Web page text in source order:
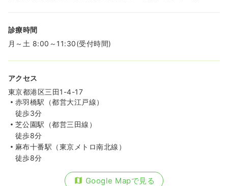
診療時間
月～土 8:00～11:30(受付時間)
アクセス
東京都港区三田1-4-17
赤羽橋駅（都営大江戸線）
徒歩3分
芝公園駅（都営三田線）
徒歩8分
麻布十番駅（東京メトロ南北線）
徒歩8分
Google Mapで見る